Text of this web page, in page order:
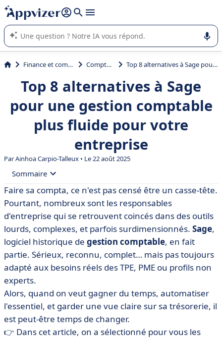
répondre (plusieurs lignes avec
L'IA de Appvizer vous guide dans l'utilisation ou la sélection de
logiciel SaaS en entreprise.
Finance et comptabilité Comptabilité Top 8 alternatives à Sage pour une gestion comptable plus fluide pour votre entreprise
Top 8 alternatives à Sage
pour une gestion comptable
plus fluide pour votre
entreprise
ParAinhoa Carpio-Talleux • Le 22 août 2025
Sommaire
• Qu'est-ce que Sage ?
• Pourquoi envisager une alternative à Sage ?
• Tableau comparatif des 8 meilleures alternatives à
Sage
• Notre top 8 logiciels alternatifs à Sage pour la
comptabilité
• Comment choisir l’alternative à Sage qui vous
correspond ?
• Ne restez pas bloqué avec Sage : passez à une
solution qui évolue avec vous
Faire sa compta, ce n'est pas censé être un casse-tête.
Pourtant, nombreux sont les responsables
d'entreprise qui se retrouvent coincés dans des outils
lourds, complexes, et parfois surdimensionnés. Sage,
logiciel historique de gestion comptable, en fait
partie. Sérieux, reconnu, complet… mais pas toujours
adapté aux besoins réels des TPE, PME ou profils non
experts.
Alors, quand on veut gagner du temps, automatiser
l'essentiel, et garder une vue claire sur sa trésorerie, il
est peut-être temps de changer.
👉 Dans cet article, on a sélectionné pour vous les